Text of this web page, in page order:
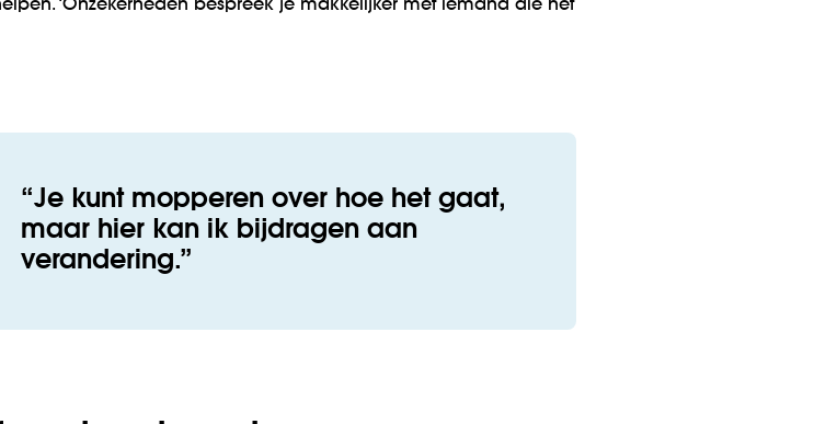
‘Onzekerheden bespreek je makkelijker met iemand die het
Je kunt mopperen over hoe het gaat,
maar hier kan ik bijdragen aan
verandering.